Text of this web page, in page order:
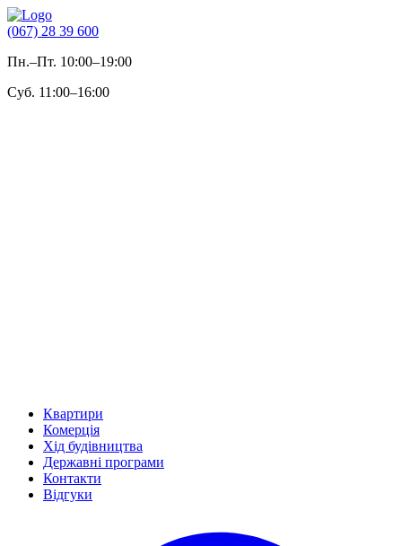
(067) 28 39 600
Пн.–Пт. 10:00–19:00
Суб. 11:00–16:00
Квартири
Комерція
Хід будівництва
Державні програми
Контакти
Відгуки